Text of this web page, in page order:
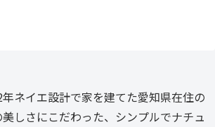
ネイエ設計で家を建てた愛知県在住の
しさにこだわった、シンプルでナチュ